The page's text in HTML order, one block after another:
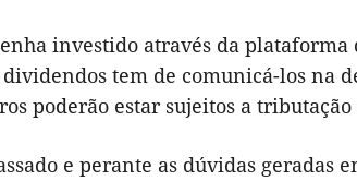
investido através da
tem de comunicá-los na
poderão estar sujeitos a
e perante as dúvidas geradas